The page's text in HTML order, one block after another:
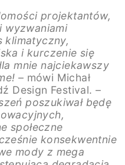
projektantów,
wyzwaniami
klimatyczny,
i kurczenie się
mnie najciekawszy
– mówi Michał
Design Festival. –
poszukiwał będę
społeczne
konsekwentnie
mody z mega